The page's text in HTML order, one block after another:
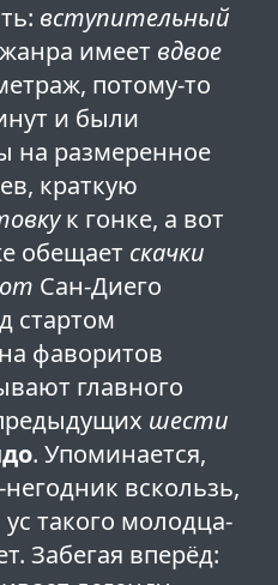
вступительный
имеет вдвое
потому-то
и были
на размеренное
краткую
к гонке, а вот
обещает скачки
от Сан-Диего
стартом
фаворитов
главного
шести
. Упоминается,
вскользь,
такого молодца-
Забегая вперёд: